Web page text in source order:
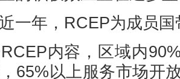
年，RCEP为成员国
内容，区域内90%
65%以上服务市场开